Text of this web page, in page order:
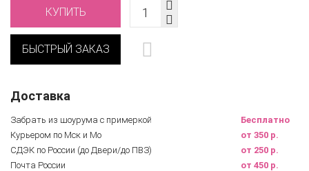
КУПИТЬ
БЫСТРЫЙ ЗАКАЗ
Доставка
Забрать из шоурума с примеркой
Бесплатно
Курьером по Мск и Мо
от 350 р.
СДЭК по России (до Двери/до ПВЗ)
от 250 р.
Почта России
от 450 р.